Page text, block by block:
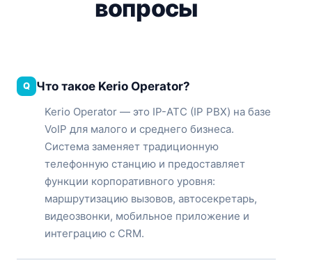
вопросы
Что такое Kerio Operator?
Kerio Operator — это IP-АТС (IP PBX) на базе
VoIP для малого и среднего бизнеса.
Система заменяет традиционную
телефонную станцию и предоставляет
функции корпоративного уровня:
маршрутизацию вызовов, автосекретарь,
видеозвонки, мобильное приложение и
интеграцию с CRM.